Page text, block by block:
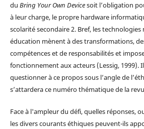
du Bring Your Own Devicesoit l’obligation
à leur charge, le propre hardware
scolarité secondaire 2. Bref, les
éducation mènent à des transformations,
compétences et de responsabilités et
fonctionnement aux acteurs (Lessig, 1999).
questionner à ce propos sous l’angle de
s’attardera ce numéro thématique de la
Face à l'ampleur du défi, quelles réponses,
les divers courants éthiques peuvent-ils